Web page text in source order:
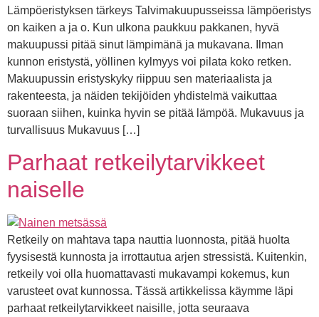
Lämpöeristyksen tärkeys Talvimakuupusseissa lämpöeristys
on kaiken a ja o. Kun ulkona paukkuu pakkanen, hyvä
makuupussi pitää sinut lämpimänä ja mukavana. Ilman
kunnon eristystä, yöllinen kylmyys voi pilata koko retken.
Makuupussin eristyskyky riippuu sen materiaalista ja
rakenteesta, ja näiden tekijöiden yhdistelmä vaikuttaa
suoraan siihen, kuinka hyvin se pitää lämpöä. Mukavuus ja
turvallisuus Mukavuus […]
Parhaat retkeilytarvikkeet
naiselle
Retkeily on mahtava tapa nauttia luonnosta, pitää huolta
fyysisestä kunnosta ja irrottautua arjen stressistä. Kuitenkin,
retkeily voi olla huomattavasti mukavampi kokemus, kun
varusteet ovat kunnossa. Tässä artikkelissa käymme läpi
parhaat retkeilytarvikkeet naisille, jotta seuraava